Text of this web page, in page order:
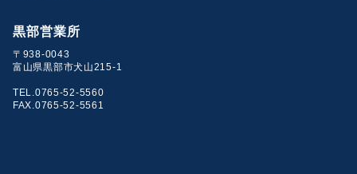
黒部営業所
〒938-0043
富山県黒部市犬山215-1
TEL.0765-52-5560
FAX.0765-52-5561